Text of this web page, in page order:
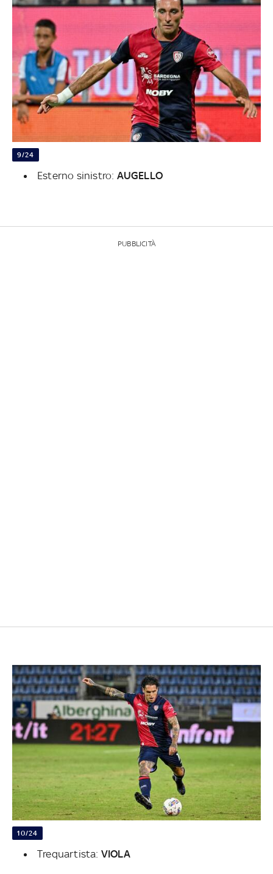
9/24
Esterno sinistro: AUGELLO
PUBBLICITÀ
10/24
Trequartista: VIOLA